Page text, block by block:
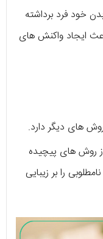
خود فرد برداشته
ایجاد واکنش های
های دیگر دارد.
روش های پیچیده
را بر زیبایی